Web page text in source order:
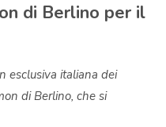
di Berlino per il
esclusiva italiana dei
di Berlino, che si